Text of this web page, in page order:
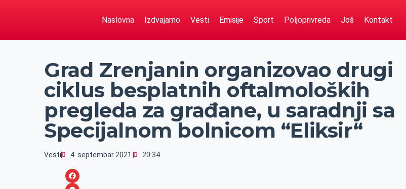
Naslovna Izdvajamo Vesti Emisije Sport Poljoprivreda Još Kontakt
Grad Zrenjanin organizovao drugi
ciklus besplatnih oftalmoloških
pregleda za građane, u saradnji sa
Specijalnom bolnicom “Eliksir“
Vesti 4. septembar 2021. 20:34